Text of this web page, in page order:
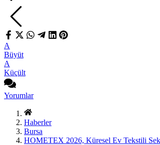
A
Büyüt
A
Küçült
Yorumlar
Haberler
Bursa
HOMETEX 2026, Küresel Ev Tekstili